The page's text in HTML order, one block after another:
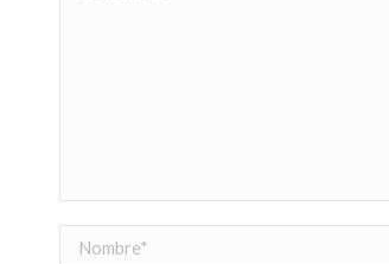
Nombre *